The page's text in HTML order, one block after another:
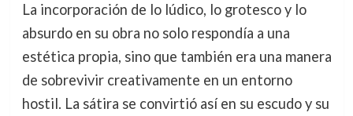
La incorporación de lo lúdico, lo grotesco y lo
absurdo en su obra no solo respondía a una
estética propia, sino que también era una manera
de sobrevivir creativamente en un entorno
hostil. La sátira se convirtió así en su escudo y su